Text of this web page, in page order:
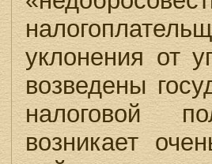
уклонения от
возведены
налоговой
возникает